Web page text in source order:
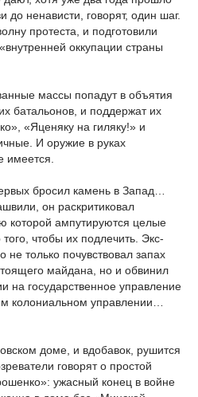
ненависти, говорят, один шаг.
протеста, и подготовили
оккупации страны
массы попадут в объятия
батальонов, и поддержат их
«Яценяку на гиляку!» и
И оружие в руках
имеется.
бросил камень в Запад…
он раскритиковал
ампутируются целые
чтобы их подлечить. Экс-
только почувствовал запах
майдана, но и обвинил
на государственное управление
колониальном управлении…
доме, и вдобавок, рушится
говорят о простой
ужасный конец в войне